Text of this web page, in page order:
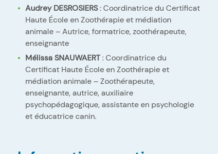
Audrey DESROSIERS: Coordinatrice du Certificat
Haute École en Zoothérapie et médiation
animale – Autrice, formatrice, zoothérapeute,
enseignante
Mélissa SNAUWAERT: Coordinatrice du
Certificat Haute École en Zoothérapie et
médiation animale – Zoothérapeute,
enseignante, autrice, auxiliaire
psychopédagogique, assistante en psychologie
et éducatrice canin.